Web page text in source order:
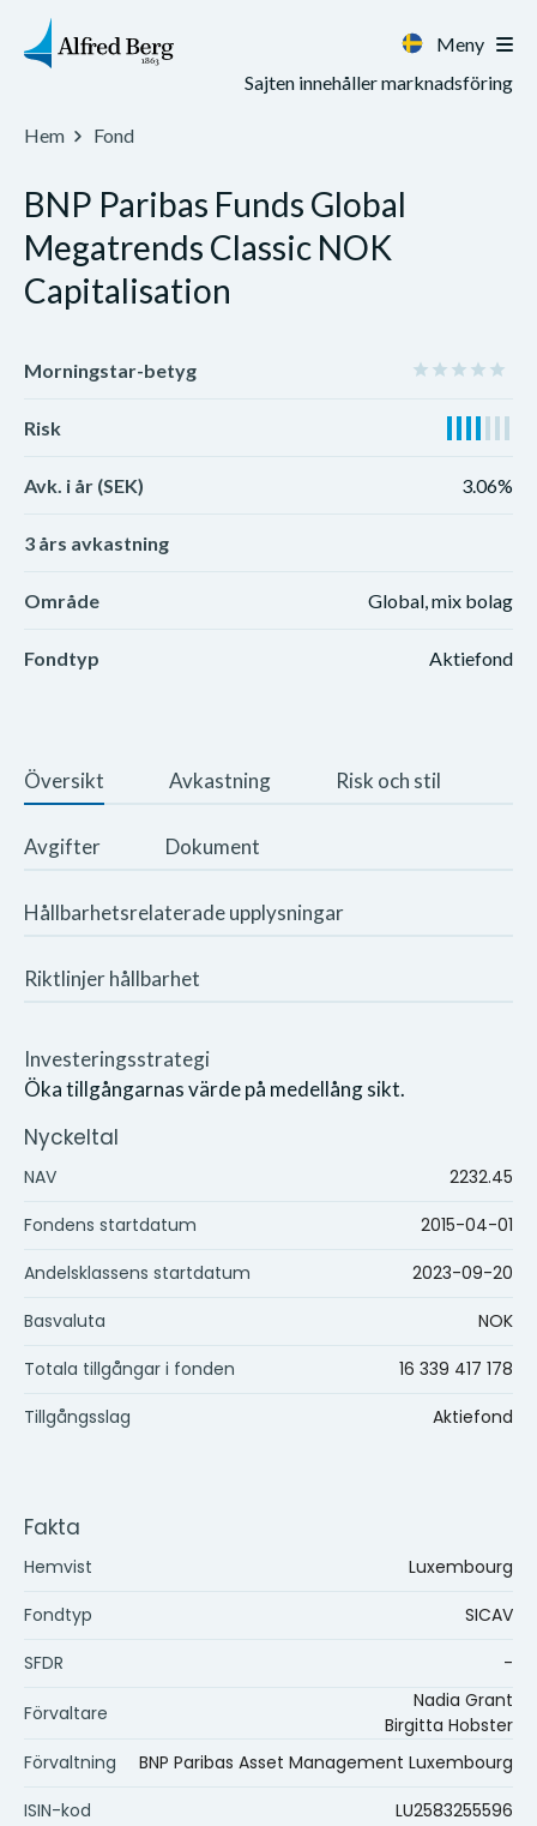
Meny
Sajten innehåller marknadsföring
Hem Fond
BNP Paribas Funds Global
Megatrends Classic NOK
Capitalisation
Morningstar-betyg
Risk
Avk. i år (SEK) 3.06%
3 års avkastning
Område Global, mix bolag
Fondtyp Aktiefond
Översikt Avkastning Risk och stil
Avgifter Dokument
Hållbarhetsrelaterade upplysningar
Riktlinjer hållbarhet
Investeringsstrategi
Öka tillgångarnas värde på medellång sikt.
Nyckeltal
NAV 2232.45
Fondens startdatum
2015-04-01
Andelsklassens startdatum
2023-09-20
Basvaluta
NOK
Totala tillgångar i fonden
16 339 417 178
Tillgångsslag
Aktiefond
Fakta
Hemvist Luxembourg
Fondtyp
SICAV
SFDR
-
Förvaltare
Nadia Grant
Birgitta Hobster
Förvaltning
BNP Paribas Asset Management Luxembourg
ISIN-kod
LU2583255596